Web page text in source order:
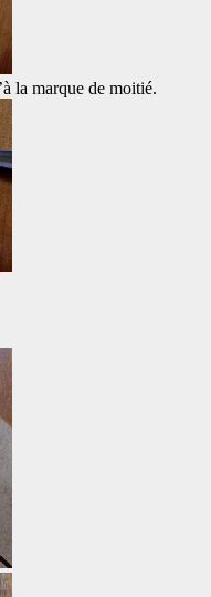
la marque de moitié.